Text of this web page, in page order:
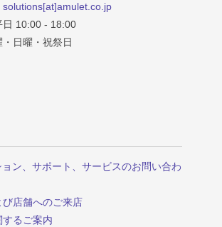
日 10:00 - 18:00
日曜・祝祭日
ン、サポート、サービスのお問い合わ
び店舗へのご来店
るご案内